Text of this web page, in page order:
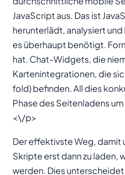
JavaScript aus. Das ist
herunterlädt, analysiert
es überhaupt benötigt.
hat. Chat-Widgets, die
Kartenintegrationen, die
fold) befinden. All dies
Phase des Seitenladens
<\/p>
Der effektivste Weg, damit
Skripte erst dann zu laden,
werden. Dies